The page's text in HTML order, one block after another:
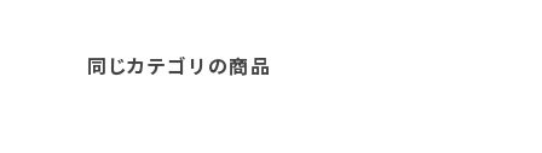
同じカテゴリの商品